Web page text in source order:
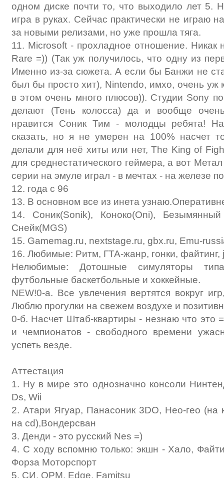
одном диске почти то, что выходило лет 5.
игра в руках. Сейчас практически не играю
за новыми релизами, но уже прошла тяга.
11. Microsoft - прохладное отношение. Никак
Rare =)) (Так уж получилось, что одну из
Именно из-за сюжета. А если бы Банжи не
был бы просто хит), Nintendo, имхо, очень уж
в этом очень много плюсов)). Студии Sony
делают (Тень колосса) да и вообще
нравится Соник Тим - молодцы ребята!
сказать, но я не умерен на 100% насчет
делали для неё хиты или нет, The King of
для среднестатического геймера, а вот
серии на эмуле играл - в мечтах - на железе
12. года с 96
13. В основном все из инета
14. Соник(Sonik), Коноко(Oni),
Снейк(MGS)
15. Gamemag.ru, nextstage.ru, gbx.ru, Emu-
16. Любимые: Ритм, ГТА-жанр, гонки,
Нелюбимые: Дотошные симуляторы
футбольные баскетбольные и хоккейные.
NEW!0-а. Все увлечения вертятся вокруг
Люблю прогулки на свежем воздухе и
0-б. Насчет Штаб-квартиры - незнаю что это
и чемпионатов - свободного времени
успеть везде.
Аттестация
1. Ну в мире это однозначно консоли
Ds, Wii
2. Атари Ягуар, Панасоник 3DO, Нео-гео (на
на cd),Вондерсван
3. Денди - это русский Nes =)
4. С ходу вспомню только: экшн - Хало,
Форза Моторспорт
5. СИ, OPM, Edge, Famitsu